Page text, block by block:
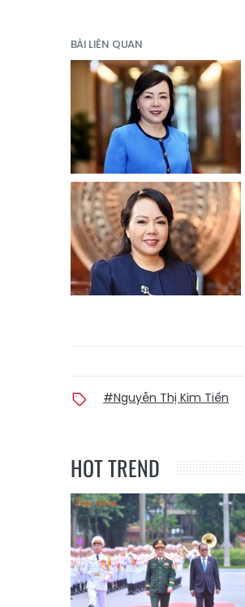
BÀI LIÊN QUAN
#Nguyễn Thị Kim Tiến
HOT TREND